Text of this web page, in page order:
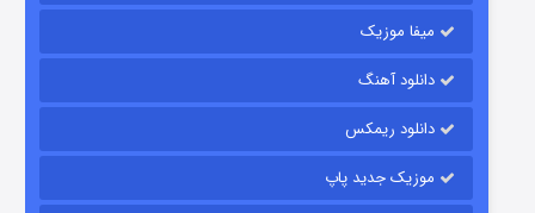
قسمت۱۵ (دوبله) منتشر شد
میفا موزیک
دانلود آهنگ
دانلود ریمکس
موزیک جدید پاپ